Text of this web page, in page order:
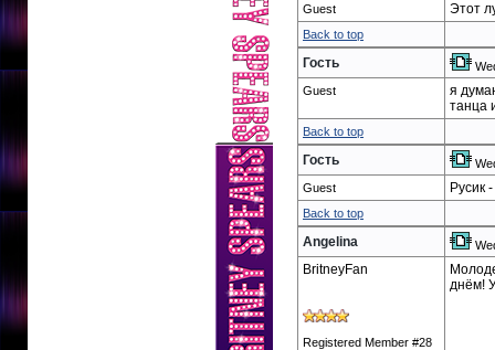
Guest
Этот
Back to top
Гость
Guest
я
танца
Back to top
Гость
Guest
Русик
Back to top
Angelina
BritneyFan
Registered Member #28
днём!